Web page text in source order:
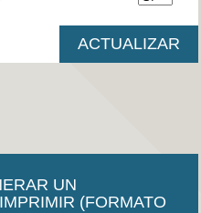
UN
(FORMATO